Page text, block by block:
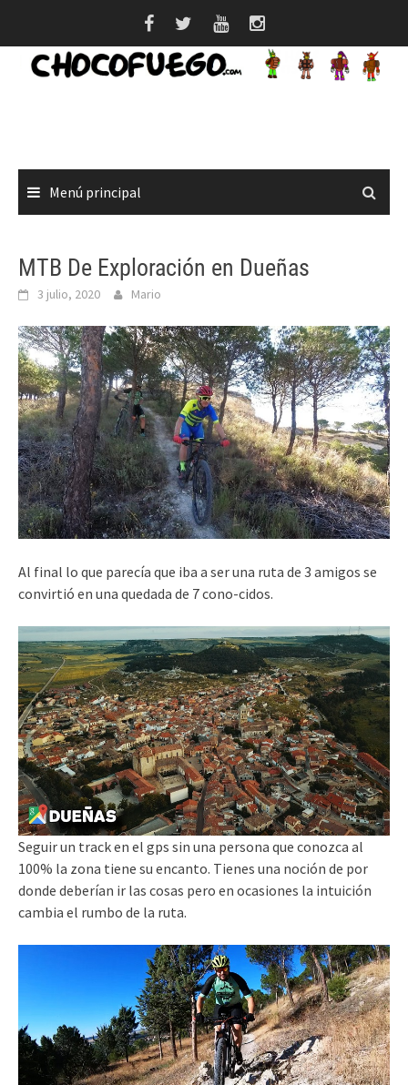
contenido
Menú principal
MTB De Exploración en Dueñas
3 julio, 2020 Mario
Al final lo que parecía que iba a ser una ruta de 3 amigos se
convirtió en una quedada de 7 cono-cidos.
Seguir un track en el gps sin una persona que conozca al
100% la zona tiene su encanto. Tienes una noción de por
donde deberían ir las cosas pero en ocasiones la intuición
cambia el rumbo de la ruta.